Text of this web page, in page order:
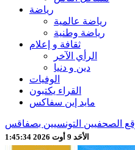
رياضة
رياضة عالمية
رياضة وطنية
ثقافة و إعلام
الرأي الآخر
دين و دنيا
الوفيات
القراء يكتبون
مايد إين سفاكس
الصحفيين التونسيين بصفاقس
الأحَد 9 أوت 2026 1:45:36